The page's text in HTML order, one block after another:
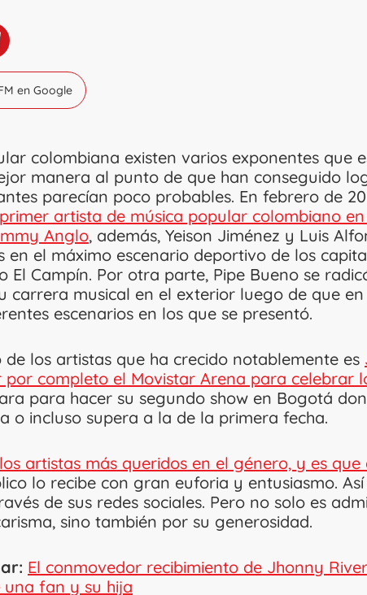
Telegram
en Google
colombiana existen varios exponentes que
manera al punto de que han conseguido
parecían poco probables. En febrero de
artista de música popular colombiano
Anglo, además, Yeison Jiménez y Luis
en el máximo escenario deportivo de los
El Campín. Por otra parte, Pipe Bueno se
carrera musical en el exterior luego de que
escenarios en los que se presentó.
los artistas que ha crecido notablemente es
completo el Movistar Arena para celebrar
para hacer su segundo show en Bogotá
o incluso supera a la de la primera fecha.
los artistas más queridos en el género, y es
lo recibe con gran euforia y entusiasmo.
de sus redes sociales. Pero no solo es
sino también por su generosidad.
El conmovedor recibimiento de Jhonny
una fan y su hija